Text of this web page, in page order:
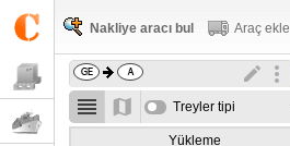
Nakliye aracı bul Araç ekle
Treyler tipi
Yükleme